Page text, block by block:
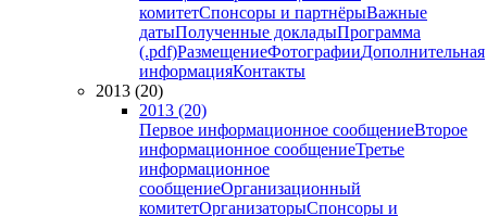
комитетСпонсоры и партнёрыВажные
датыПолученные докладыПрограмма
(.pdf)РазмещениеФотографииДополнительная
информацияКонтакты
2013 (20)
2013 (20)
Первое информационное сообщениеВторое
информационное сообщениеТретье
информационное
сообщениеОрганизационный
комитетОрганизаторыСпонсоры и